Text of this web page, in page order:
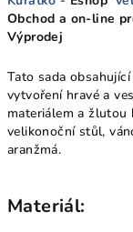
Obchod a on-line
Výprodej
Tato sada
vytvoření hravé a
materiálem a žlutou
velikonoční stůl,
aranžmá.
Materiál: